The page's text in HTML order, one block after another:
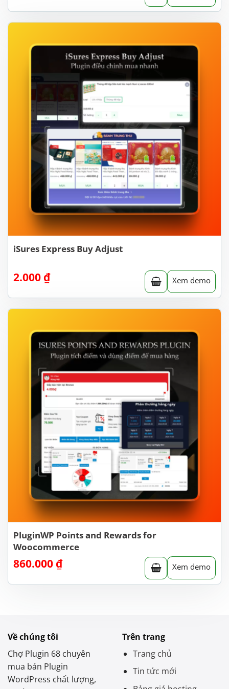
iSures Express Buy Adjust
2.000 ₫ Xem demo
PluginWP Points and Rewards for
Woocommerce
860.000 ₫ Xem demo
Về chúng tôi
Chợ Plugin 68 chuyên
mua bán Plugin
WordPress chất lượng,
Trên trang
Trang chủ
Tin tức mới